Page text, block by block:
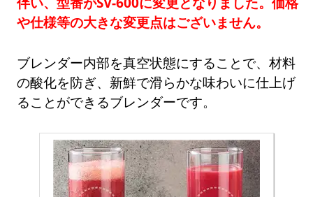
や仕様等の大きな変更点はございません。
ブレンダー内部を真空状態にすることで、材料
の酸化を防ぎ、新鮮で滑らかな味わいに仕上げ
ることができるブレンダーです。